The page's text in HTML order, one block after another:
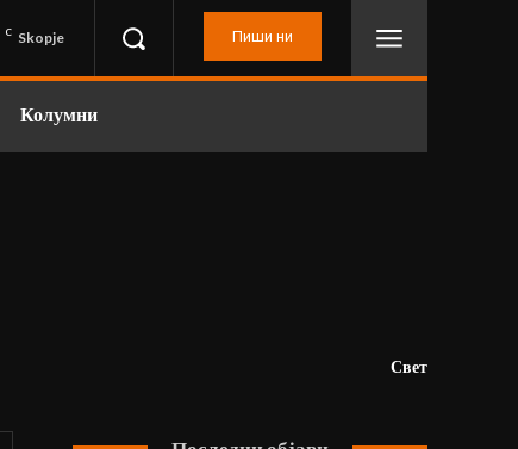
C Skopje Пиши ни
Колумни
Свет